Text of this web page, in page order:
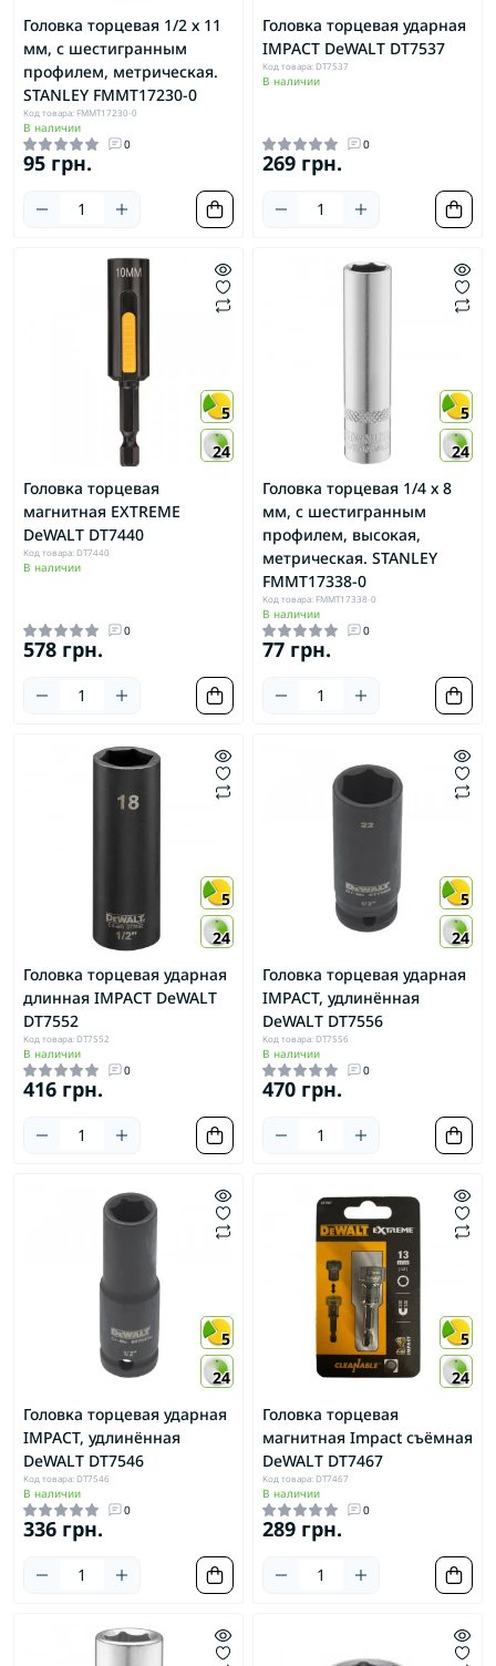
Головка торцевая 1/2 х 11
мм, с шестигранным
профилем, метрическая.
STANLEY FMMT17230-0
Код товара: FMMT17230-0
В наличии
0
95 грн.
Головка торцевая ударная
IMPACT DeWALT DT7537
Код товара: DT7537
В наличии
0
269 грн.
5
24
Головка торцевая
магнитная EXTREME
DeWALT DT7440
Код товара: DT7440
В наличии
0
578 грн.
5
24
Головка торцевая 1/4 х 8
мм, с шестигранным
профилем, высокая,
метрическая. STANLEY
FMMT17338-0
Код товара: FMMT17338-0
В наличии
0
77 грн.
5
24
Головка торцевая ударная
длинная IMPACT DeWALT
DT7552
Код товара: DT7552
В наличии
0
416 грн.
5
24
Головка торцевая ударная
IMPACT, удлинённая
DeWALT DT7556
Код товара: DT7556
В наличии
0
470 грн.
5
24
Головка торцевая ударная
IMPACT, удлинённая
DeWALT DT7546
Код товара: DT7546
В наличии
0
336 грн.
5
24
Головка торцевая
магнитная Impact съёмная
DeWALT DT7467
Код товара: DT7467
В наличии
0
289 грн.